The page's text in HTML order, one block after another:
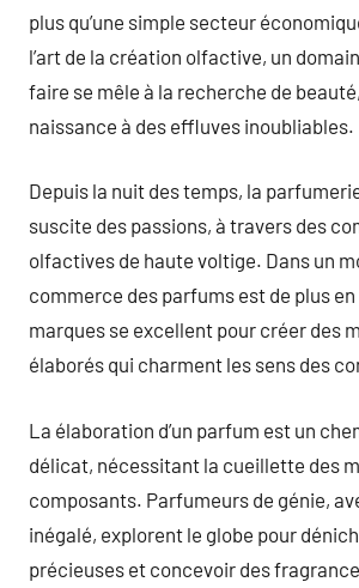
plus qu’une simple secteur
l’art de la création olfactive, un
faire se mêle à la recherche de
naissance à des effluves inoubliables.
Depuis la nuit des temps, la
suscite des passions, à travers des
olfactives de haute voltige. Dans un
commerce des parfums est de plus
marques se excellent pour créer des
élaborés qui charment les sens des
La élaboration d’un parfum est un
délicat, nécessitant la cueillette des
composants. Parfumeurs de génie,
inégalé, explorent le globe pour
précieuses et concevoir des